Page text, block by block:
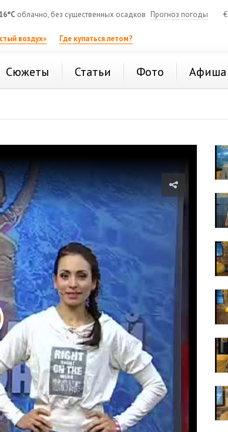
облачно, без существенных осадков Прогноз погоды €
воздух» Где купаться летом?
Сюжеты Статьи Фото Афиша